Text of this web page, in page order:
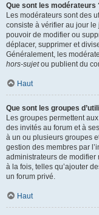
Que sont les modérateurs
Les modérateurs sont des
consiste à vérifier au jour
pouvoir de modifier ou
déplacer, supprimer et
Généralement, les
hors-sujetou publient du
Haut
Que sont les groupes
Les groupes permettent
des invités au forum et à
à un ou plusieurs groupes
gestion des membres par
administrateurs de
à la fois, telles qu’ajouter
un forum privé.
Haut